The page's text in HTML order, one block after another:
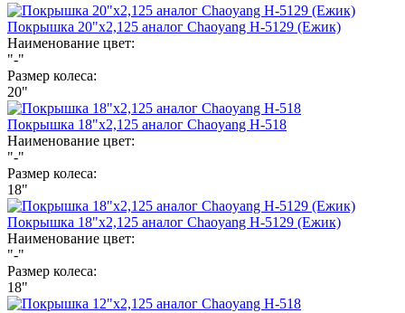
Покрышка 20"х2,125 аналог Chaoyang Н-5129 (Ежик)
Наименование цвет:
"-"
Размер колеса:
20"
Покрышка 18"х2,125 аналог Chaoyang Н-518
Наименование цвет:
"-"
Размер колеса:
18"
Покрышка 18"х2,125 аналог Chaoyang Н-5129 (Ежик)
Наименование цвет:
"-"
Размер колеса:
18"